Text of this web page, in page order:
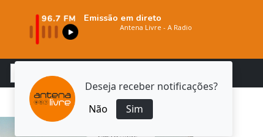
Deseja receber notificações?
Não
Sim
Emissão em direto